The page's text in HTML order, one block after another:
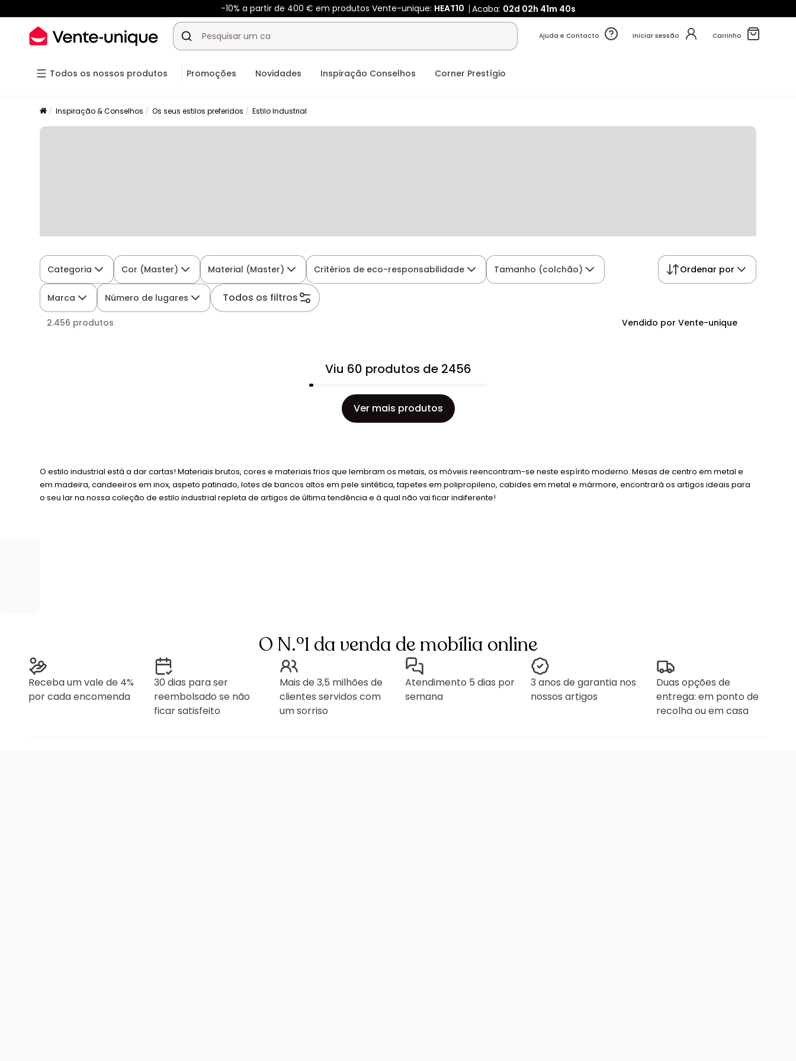
-10% a partir de 400 € em produtos Vente-unique: HEAT10 Acaba: 02d 02h 41m 39s
Ajuda e Contacto Iniciar sessão Carrinho
Todos os nossos produtos Promoções Novidades Inspiração Conselhos Corner Prestígio
Inspiração & Conselhos Os seus estilos preferidos Estilo Industrial
Categoria Cor (Master) Material (Master) Critérios de eco-responsabilidade Tamanho (colchão)
Marca Número de lugares Todos os filtros
Ordenar por
2.456 produtos Vendido por Vente-unique
Viu 60 produtos de 2456
Ver mais produtos
O estilo industrial está a dar cartas! Materiais brutos, cores e materiais frios que lembram os metais, os móveis reencontram-se neste espírito moderno. Mesas de centro em metal e
em madeira, candeeiros em inox, aspeto patinado, lotes de bancos altos em pele sintética, tapetes em polipropileno, cabides em metal e mármore, encontrará os artigos ideais para
o seu lar na nossa coleção de estilo industrial repleta de artigos de última tendência e à qual não vai ficar indiferente!
O N.º1 da venda de mobília online
Receba um vale de 4%
por cada encomenda
30 dias para ser
reembolsado se não
ficar satisfeito
Mais de 3,5 milhões de
clientes servidos com
um sorriso
Atendimento 5 dias por
semana
3 anos de garantia nos
nossos artigos
Duas opções de
entrega: em ponto de
recolha ou em casa